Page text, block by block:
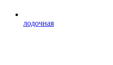
лодочная